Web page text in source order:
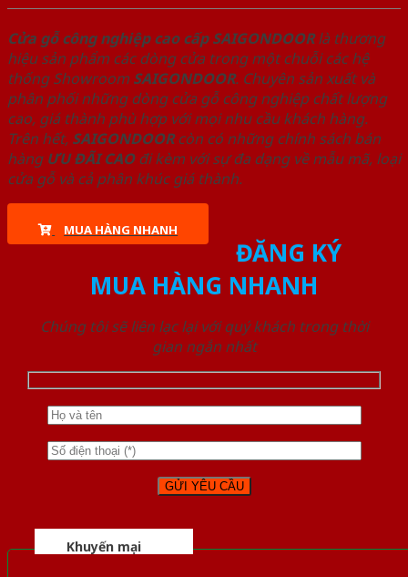
Cửa gỗ công nghiệp cao cấp SAIGONDOORlà thương
hiệu sản phẩm các dòng cửa trong một chuỗi các hệ
thống Showroom SAIGONDOOR. Chuyên sản xuất và
phân phối những dòng cửa gỗ công nghiệp chất lượng
cao, giá thành phù hợp với mọi nhu cầu khách hàng.
Trên hết, SAIGONDOORcòn có những chính sách bán
hàng ƯU ĐÃI CAOđi kèm với sự đa dạng về mẫu mã, loại
cửa gỗ và cả phân khúc giá thành.
MUA HÀNG NHANH
ĐĂNG KÝ
MUA HÀNG NHANH
Chúng tôi sẽ liên lạc lại với quý khách trong thời
gian ngắn nhất
Khuyến mại